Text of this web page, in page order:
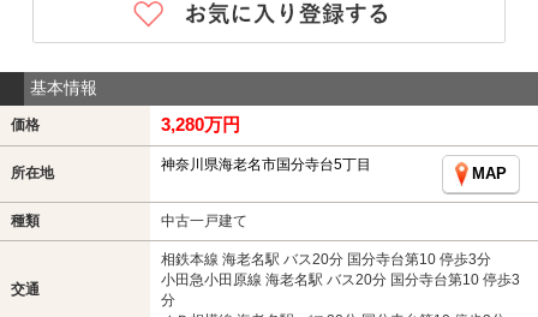
基本情報
価格 3,280万円
所在地 神奈川県海老名市国分寺台5丁目
MAP
種類 中古一戸建て
交通
相鉄本線 海老名駅 バス20分 国分寺台第10 停歩3分
小田急小田原線 海老名駅 バス20分 国分寺台第10 停歩3
分